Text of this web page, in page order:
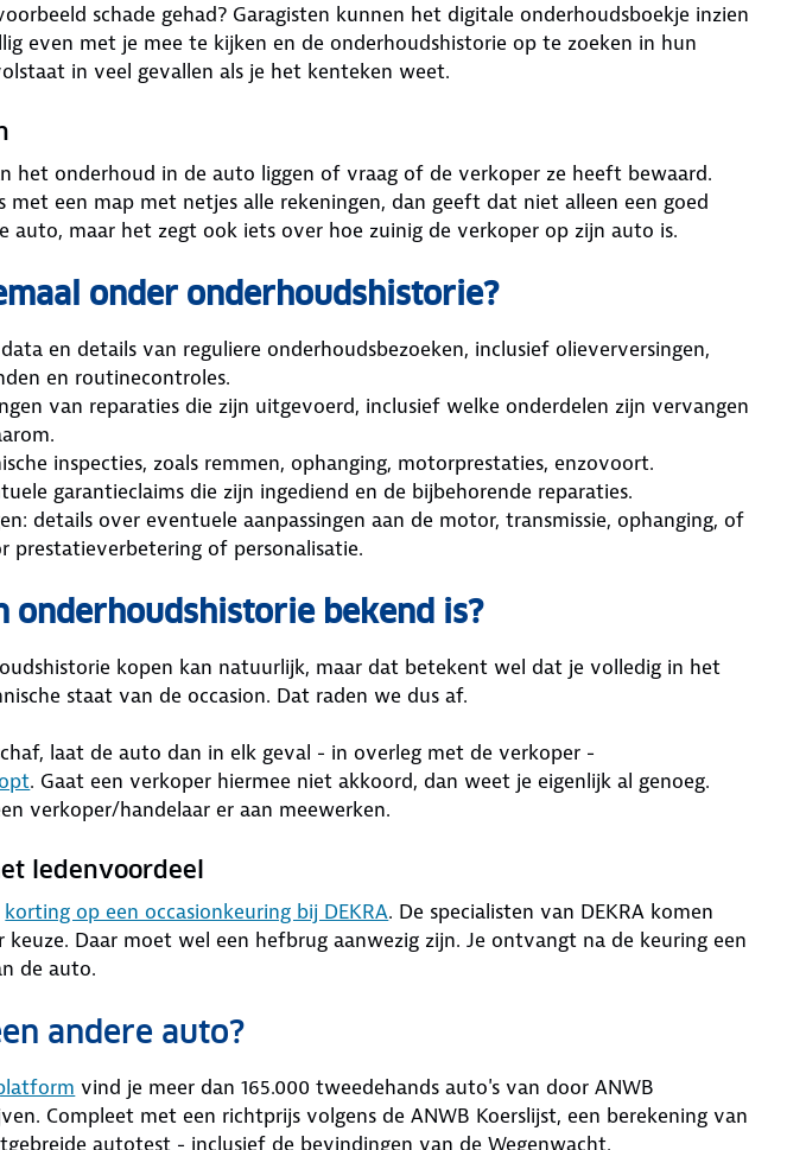
schade gehad? Garagisten kunnen het digitale onderhoudsboekje inzien
even met je mee te kijken en de onderhoudshistorie op te zoeken in hun
in veel gevallen als je het kenteken weet.
het onderhoud in de auto liggen of vraag of de verkoper ze heeft bewaard.
met een map met netjes alle rekeningen, dan geeft dat niet alleen een goed
auto, maar het zegt ook iets over hoe zuinig de verkoper op zijn auto is.
onder onderhoudshistorie?
en details van reguliere onderhoudsbezoeken, inclusief olieverversingen,
en routinecontroles.
van reparaties die zijn uitgevoerd, inclusief welke onderdelen zijn vervangen
inspecties, zoals remmen, ophanging, motorprestaties, enzovoort.
garantieclaims die zijn ingediend en de bijbehorende reparaties.
details over eventuele aanpassingen aan de motor, transmissie, ophanging, of
prestatieverbetering of personalisatie.
onderhoudshistorie bekend is?
kopen kan natuurlijk, maar dat betekent wel dat je volledig in het
staat van de occasion. Dat raden we dus af.
laat de auto dan in elk geval - in overleg met de verkoper -
. Gaat een verkoper hiermee niet akkoord, dan weet je eigenlijk al genoeg.
verkoper/handelaar er aan meewerken.
ledenvoordeel
korting op een occasionkeuring bij DEKRA. De specialisten van DEKRA komen
keuze. Daar moet wel een hefbrug aanwezig zijn. Je ontvangt na de keuring een
de auto.
andere auto?
vind je meer dan 165.000 tweedehands auto's van door ANWB
Compleet met een richtprijs volgens de ANWB Koerslijst, een berekening van
autotest - inclusief de bevindingen van de Wegenwacht.